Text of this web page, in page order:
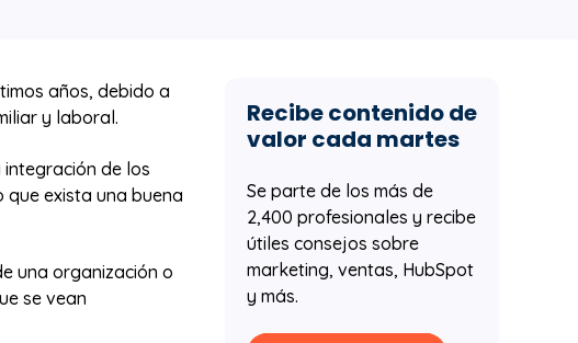
años, debido a
y laboral.
de los
exista una buena
una organización o
se vean
Recibe contenido de
valor cada martes
Se parte de los más de
2,400 profesionales y recibe
útiles consejos sobre
marketing, ventas, HubSpot
y más.